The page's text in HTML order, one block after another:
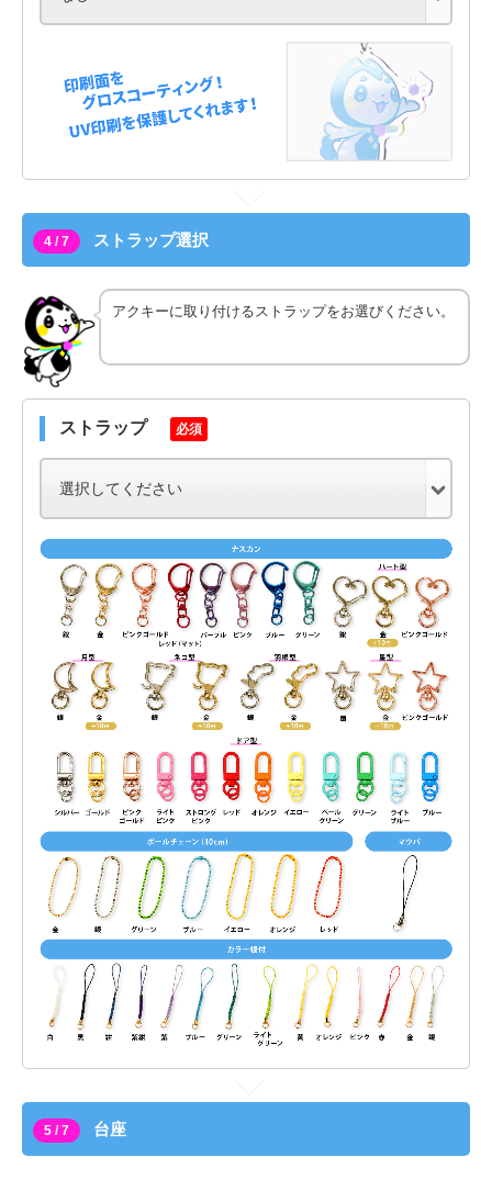
4 / 7 ストラップ選択
アクキーに取り付けるストラップをお選びください。
ストラップ 必須
5 / 7 台座